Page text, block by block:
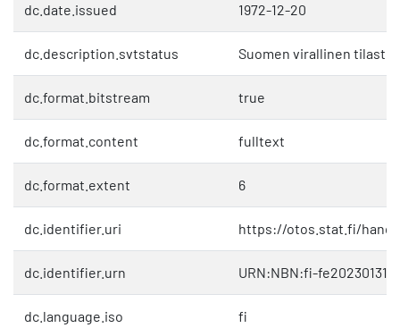
dc.date.issued 1972-12-20
dc.description.svtstatus Suomen virallinen tilasto
dc.format.bitstream true
dc.format.content fulltext
dc.format.extent 6
dc.identifier.uri https://otos.stat.fi/
dc.identifier.urn URN:NBN:fi-
dc.language.iso fi